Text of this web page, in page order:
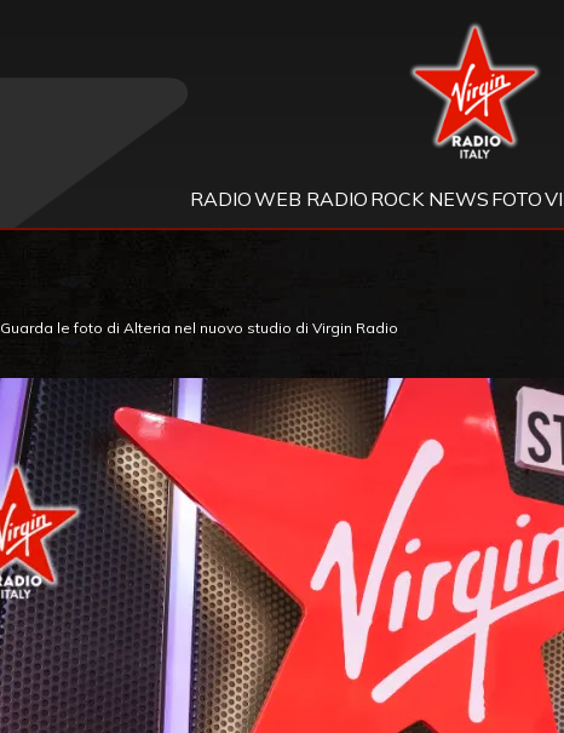
Virgin
RADIOWEB RADIO ROCK NEWS FOTO
Guarda le foto di Alteria nel nuovo studio di Virgin Radio